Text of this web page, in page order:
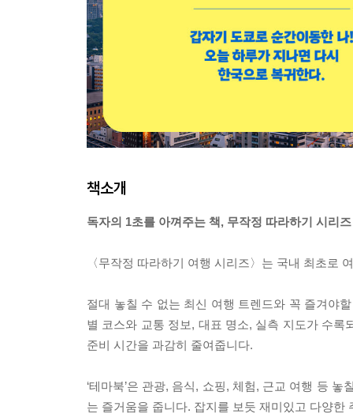
책소개
독자의 1초를 아껴주는 책, 무작정 따라하기 시리즈
〈무작정 따라하기 여행 시리즈〉는 국내 최초로
절대 놓칠 수 없는 최신 여행 트렌드와 꼭 즐겨야
별 코스와 교통 정보, 대표 명소, 실측 지도가 수록
준비 시간을 과감히 줄여줍니다.
‘테마북’은 관광, 음식, 쇼핑, 체험, 근교 여행 등
는 즐거움을 줍니다. 잡지를 보듯 재미있고 다양